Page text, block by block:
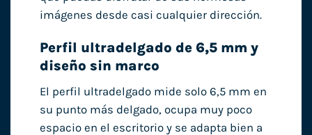
imágenes desde casi cualquier dirección.
Perfil ultradelgado de 6,5 mm y
diseño sin marco
El perfil ultradelgado mide solo 6,5 mm en
su punto más delgado, ocupa muy poco
espacio en el escritorio y se adapta bien a